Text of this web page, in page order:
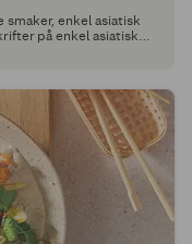
smaker, enkel asiatisk
på enkel asiatisk